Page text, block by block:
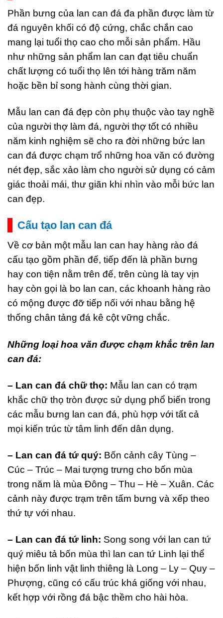
Phần bưng của lan can đá đa phần được làm từ
đá nguyên khối có độ cứng, chắc chắn cao
mang lại tuổi thọ cao cho mỗi sản phẩm. Hầu
như những sản phẩm lan can đạt tiêu chuẩn
chất lượng có tuổi thọ lên tới hàng trăm năm
hoặc bền bỉ song hành cùng thời gian.
Mẫu lan can đá đẹp còn phụ thuộc vào tay nghề
của người thợ làm đá, người thợ tốt có nhiều
năm kinh nghiệm sẽ cho ra đời những bức lan
can đá được chạm trổ những hoa văn có đường
nét đẹp, sắc xảo làm cho người sử dụng có cảm
giác thoải mái, thư giãn khi nhìn vào mỗi bức lan
can đẹp.
Cấu tạo lan can đá
Về cơ bản một mẫu lan can hay hàng rào đá
cấu tạo gồm phần đế, tiếp đến là phần bưng
hay con tiện nằm trên đế, trên cùng là tay vịn
hay còn gọi là bo lan can, các khoanh hàng rào
có mộng được đỡ tiếp nối với nhau bằng hệ
thống chân tảng đá kê cột vững chắc.
Những loại hoa văn được chạm khắc trên lan
can đá:
– Lan can đá chữ thọ: Mẫu lan can có trạm
khắc chữ thọ tròn được sử dụng phổ biến trong
các mẫu bưng lan can đá, phù hợp với tất cả
mọi kiến trúc từ tâm linh đến dân dụng.
– Lan can đá tứ quý: Bốn cảnh cây Tùng –
Cúc – Trúc – Mai tượng trưng cho bốn mùa
trong năm là mùa Đông – Thu – Hè – Xuân. Các
cảnh này được trạm trên tấm bưng và xếp theo
thứ tự với nhau.
– Lan can đá tứ linh: Song song với lan can tứ
quý miêu tả bốn mùa thì lan can tứ Linh lại thể
hiện bốn linh vật linh thiêng là Long – Ly – Quy –
Phượng, cũng có cấu trúc khá giống với nhau,
kết hợp với rồng đá bậc thềm cho hài hòa.